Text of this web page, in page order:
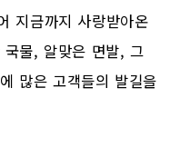
지금까지 사랑받아온
물, 알맞은 면발, 그
많은 고객들의 발길을